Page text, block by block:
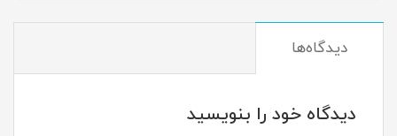
دیدگاه‌ها
دیدگاه خود را بنویسید